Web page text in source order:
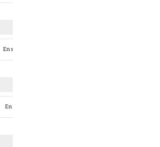
En stock 163
En stock 68